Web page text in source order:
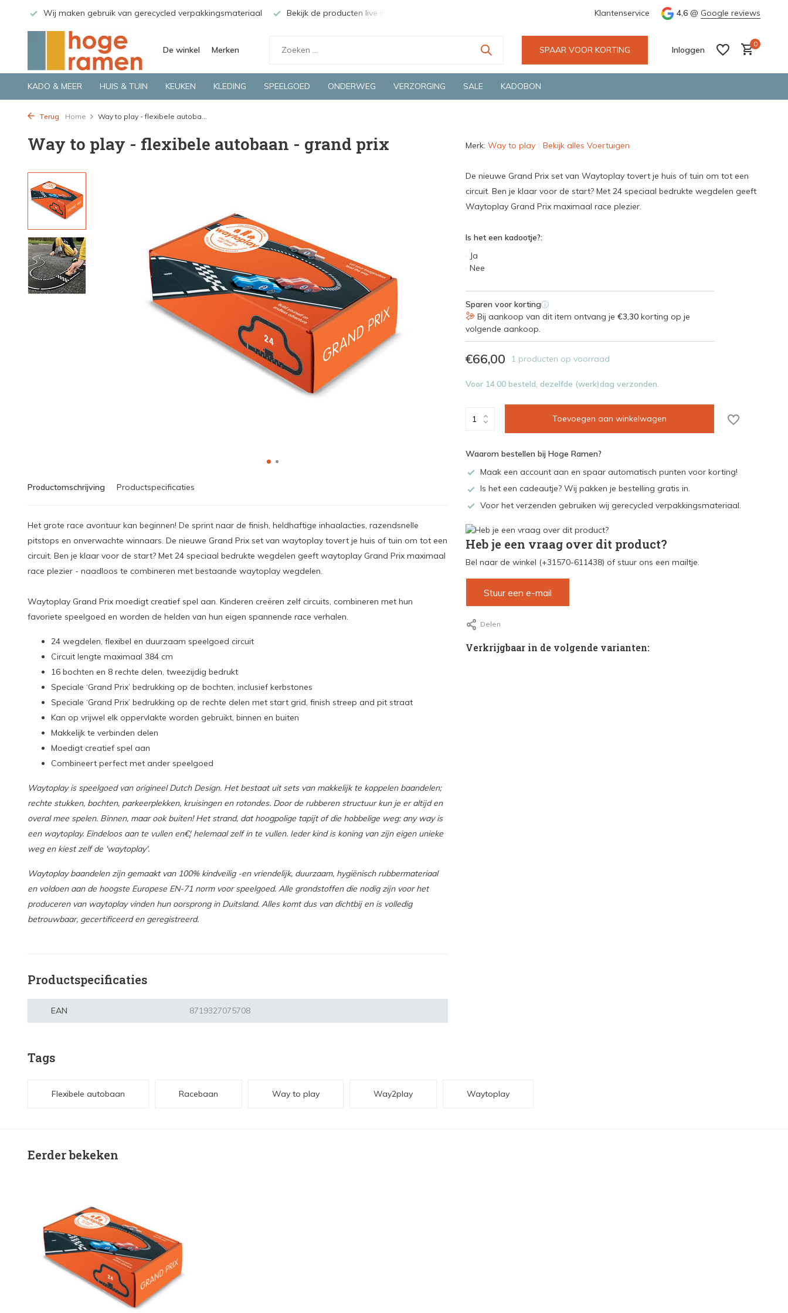
Wij maken gebruik van gerecycled verpakkingsmateriaal Bekijk de producten live in onze winkel in Deventer Groene en snelle bezorging door o.a. Fietskoerier en GLS. Wij
Klantenservice 4,6 @ Google reviews
De winkel Merken SPAAR VOOR KORTING Inloggen
0
KADO & MEER HUIS & TUIN KEUKEN KLEDING SPEELGOED ONDERWEG VERZORGING SALE KADOBON
Terug Home Way to play - flexibele autoba...
Way to play - flexibele autobaan - grand prix
Productomschrijving Productspecificaties
Het grote race avontuur kan beginnen! De sprint naar de finish, heldhaftige inhaalacties, razendsnelle
pitstops en onverwachte winnaars. De nieuwe Grand Prix set van waytoplay tovert je huis of tuin om tot een
circuit. Ben je klaar voor de start? Met 24 speciaal bedrukte wegdelen geeft waytoplay Grand Prix maximaal
race plezier - naadloos te combineren met bestaande waytoplay wegdelen.
Waytoplay Grand Prix moedigt creatief spel aan. Kinderen creëren zelf circuits, combineren met hun
favoriete speelgoed en worden de helden van hun eigen spannende race verhalen.
24 wegdelen, flexibel en duurzaam speelgoed circuit
Circuit lengte maximaal 384 cm
16 bochten en 8 rechte delen, tweezijdig bedrukt
Speciale ‘Grand Prix’ bedrukking op de bochten, inclusief kerbstones
Speciale ‘Grand Prix’ bedrukking op de rechte delen met start grid, finish streep and pit straat
Kan op vrijwel elk oppervlakte worden gebruikt, binnen en buiten
Makkelijk te verbinden delen
Moedigt creatief spel aan
Combineert perfect met ander speelgoed
Waytoplay is speelgoed van origineel Dutch Design. Het bestaat uit sets van makkelijk te koppelen baandelen;
rechte stukken, bochten, parkeerplekken, kruisingen en rotondes. Door de rubberen structuur kun je er altijd en
overal mee spelen. Binnen, maar ook buiten! Het strand, dat hoogpolige tapijt of die hobbelige weg: any way is
een waytoplay. Eindeloos aan te vullen en€¦ helemaal zelf in te vullen. Ieder kind is koning van zijn eigen unieke
weg en kiest zelf de 'waytoplay'.
Waytoplay baandelen zijn gemaakt van 100% kindveilig -en vriendelijk, duurzaam, hygiënisch rubbermateriaal
en voldoen aan de hoogste Europese EN-71 norm voor speelgoed. Alle grondstoffen die nodig zijn voor het
produceren van waytoplay vinden hun oorsprong in Duitsland. Alles komt dus van dichtbij en is volledig
betrouwbaar, gecertificeerd en geregistreerd.
Productspecificaties
EAN 8719327075708
Merk: Way to play Bekijk alles Voertuigen
De nieuwe Grand Prix set van Waytoplay tovert je huis of tuin om tot een
circuit. Ben je klaar voor de start? Met 24 speciaal bedrukte wegdelen geeft
Waytoplay Grand Prix maximaal race plezier.
Is het een kadootje?:
Ja
Nee
Sparen voor korting i
Bij aankoop van dit item ontvang je €3,30korting op je
volgende aankoop.
€66,00 1 producten op voorraad
Voor 14.00 besteld, dezelfde (werk)dag verzonden.
Toevoegen aan winkelwagen
Waarom bestellen bij Hoge Ramen?
Maak een account aan en spaar automatisch punten voor korting!
Is het een cadeautje? Wij pakken je bestelling gratis in.
Voor het verzenden gebruiken wij gerecycled verpakkingsmateriaal.
Heb je een vraag over dit product?
Bel naar de winkel (+31570-611438) of stuur ons een mailtje.
Stuur een e-mail
Delen
Verkrijgbaar in de volgende varianten:
Tags
Flexibele autobaan Racebaan Way to play Way2play Waytoplay
Eerder bekeken